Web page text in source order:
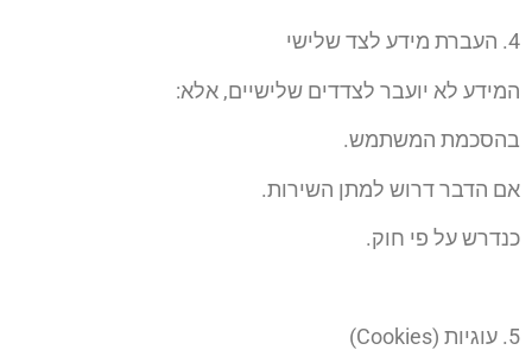
4.⁠ ⁠העברת מידע לצד שלישי
המידע לא יועבר לצדדים שלישיים, אלא:
בהסכמת המשתמש.
אם הדבר דרוש למתן השירות.
כנדרש על פי חוק.
5.⁠ ⁠עוגיות (Cookies)